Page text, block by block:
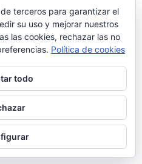
terceros para garantizar el
su uso y mejorar nuestros
las cookies, rechazar las no
Política de cookies
todo